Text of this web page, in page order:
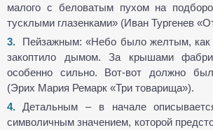
малого с беловатым пухом на
тусклыми глазенками» (Иван Тургенев
Пейзажным: «Небо было желтым, как
закоптило дымом. За крышами
особенно сильно. Вот-вот должно
(Эрих Мария Ремарк «Три товарища»).
Детальным – в начале
символичным значением, которой